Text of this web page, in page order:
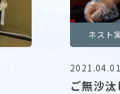
ネスト
2021.04.01
ご無沙